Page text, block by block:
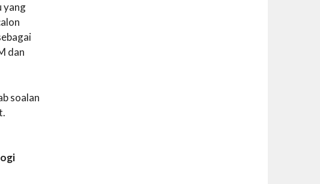
yang
dan
soalan